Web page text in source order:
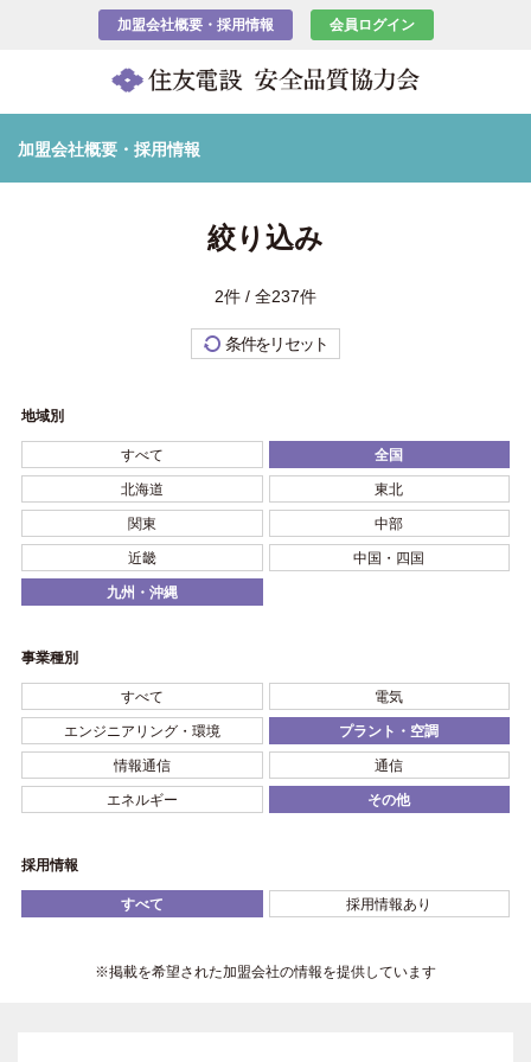
加盟会社概要・採用情報 会員ログイン
加盟会社概要・採用情報
絞り込み
2件 / 全237件
条件をリセット
地域別
すべて 全国
北海道 東北
関東 中部
近畿 中国・四国
九州・沖縄
事業種別
すべて 電気
エンジニアリング・環境 プラント・空調
情報通信 通信
エネルギー その他
採用情報
すべて 採用情報あり
※掲載を希望された加盟会社の情報を提供しています